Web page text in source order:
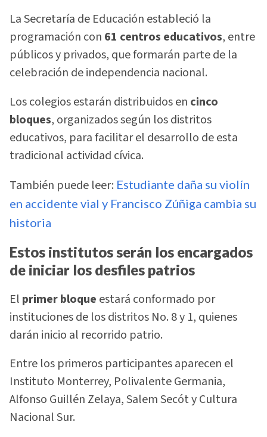
La Secretaría de Educación estableció la
programación con 61 centros educativos, entre
públicos y privados, que formarán parte de la
celebración de independencia nacional.
Los colegios estarán distribuidos en cinco
bloques, organizados según los distritos
educativos, para facilitar el desarrollo de esta
tradicional actividad cívica.
También puede leer: Estudiante daña su violín
en accidente vial y Francisco Zúñiga cambia su
historia
Estos institutos serán los encargados
de iniciar los desfiles patrios
El primer bloque estará conformado por
instituciones de los distritos No. 8 y 1, quienes
darán inicio al recorrido patrio.
Entre los primeros participantes aparecen el
Instituto Monterrey, Polivalente Germania,
Alfonso Guillén Zelaya, Salem Secót y Cultura
Nacional Sur.